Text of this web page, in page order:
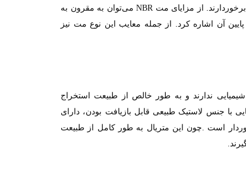
از مزایای مت NBR می‌توان به مقرون به
آن اشاره کرد. از جمله معایب این نوع مت نیز
ندارند و به طور خالص از طبیعت استخراج
با جنس لاستیک طبیعی قابل بازیافت بودن، دارای
است .چون این متریال به طور کامل از طبیعت
.